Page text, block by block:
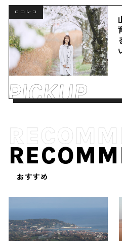
ロコレコ
おすすめ